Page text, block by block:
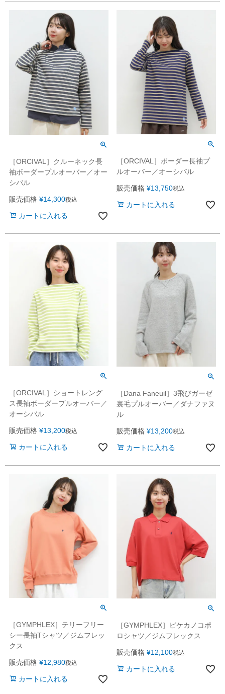
［ORCIVAL］クルーネック長
袖ボーダープルオーバー／オー
シバル
販売価格 ¥14,300税込
カートに入れる
［ORCIVAL］ボーダー長袖プ
ルオーバー／オーシバル
販売価格 ¥13,750税込
カートに入れる
［ORCIVAL］ショートレング
ス長袖ボーダープルオーバー／
オーシバル
販売価格 ¥13,200税込
カートに入れる
［Dana Faneuil］3飛びガーゼ
裏毛プルオーバー／ダナファヌ
ル
販売価格 ¥13,200税込
カートに入れる
［GYMPHLEX］テリーフリー
シー長袖Tシャツ／ジムフレッ
クス
販売価格 ¥12,980税込
カートに入れる
［GYMPHLEX］ピケカノコポ
ロシャツ／ジムフレックス
販売価格 ¥12,100税込
カートに入れる